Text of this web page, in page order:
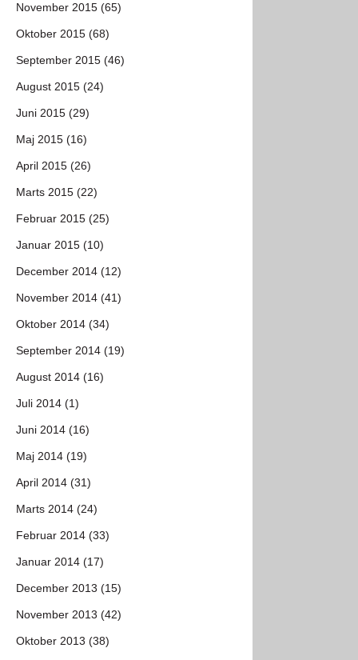
November 2015 (65)
Oktober 2015 (68)
September 2015 (46)
August 2015 (24)
Juni 2015 (29)
Maj 2015 (16)
April 2015 (26)
Marts 2015 (22)
Februar 2015 (25)
Januar 2015 (10)
December 2014 (12)
November 2014 (41)
Oktober 2014 (34)
September 2014 (19)
August 2014 (16)
Juli 2014 (1)
Juni 2014 (16)
Maj 2014 (19)
April 2014 (31)
Marts 2014 (24)
Februar 2014 (33)
Januar 2014 (17)
December 2013 (15)
November 2013 (42)
Oktober 2013 (38)